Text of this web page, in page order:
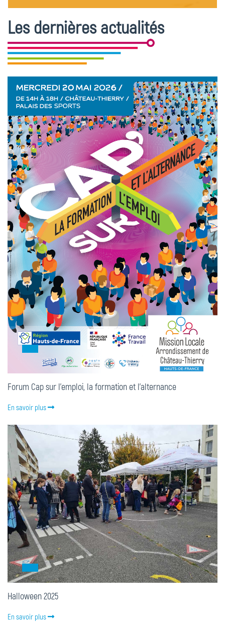
Les dernières actualités
Forum Cap sur l'emploi, la formation et l'alternance
En savoir plus
Halloween 2025
En savoir plus